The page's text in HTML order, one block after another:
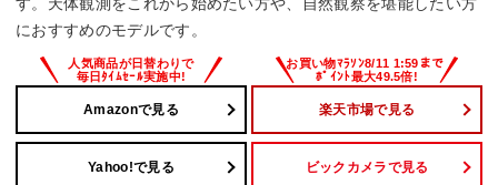
におすすめのモデルです。
Amazonで見る 楽天市場で見る
Yahoo!で見る ビックカメラで見る